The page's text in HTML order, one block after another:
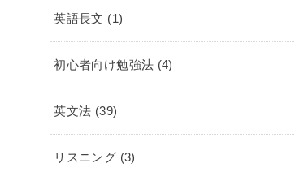
英語長文 (1)
初心者向け勉強法 (4)
英文法 (39)
リスニング (3)